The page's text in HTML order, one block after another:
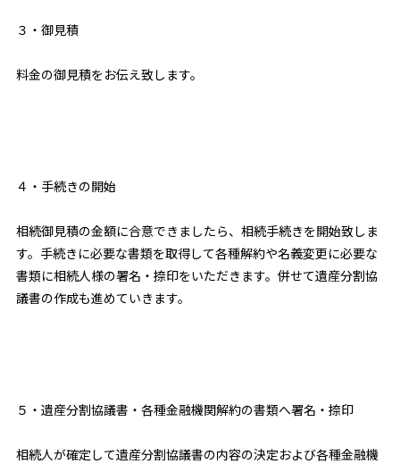
３・御見積
料金の御見積をお伝え致します。
４・手続きの開始
相続御見積の金額に合意できましたら、相続手続きを開始致しま
す。手続きに必要な書類を取得して各種解約や名義変更に必要な
書類に相続人様の署名・捺印をいただきます。併せて遺産分割協
議書の作成も進めていきます。
５・遺産分割協議書・各種金融機関解約の書類へ署名・捺印
相続人が確定して遺産分割協議書の内容の決定および各種金融機